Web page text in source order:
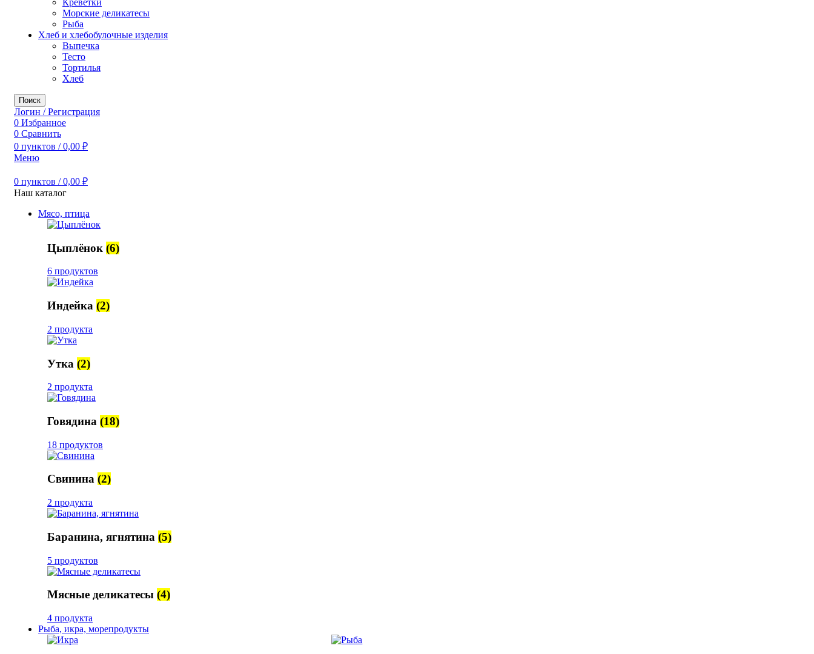
Креветки
Морские деликатесы
Рыба
Хлеб и хлебобулочные изделия
Выпечка
Тесто
Тортилья
Хлеб
Поиск
Логин / Регистрация
0 Избранное
0 Сравнить
0 пунктов / 0,00 ₽
Меню
0 пунктов / 0,00 ₽
Наш каталог
Мясо, птица
Цыплёнок (6)
6 продуктов
Индейка (2)
2 продукта
Утка (2)
2 продукта
Говядина (18)
18 продуктов
Свинина (2)
2 продукта
Баранина, ягнятина (5)
5 продуктов
Мясные деликатесы (4)
4 продукта
Рыба, икра, морепродукты